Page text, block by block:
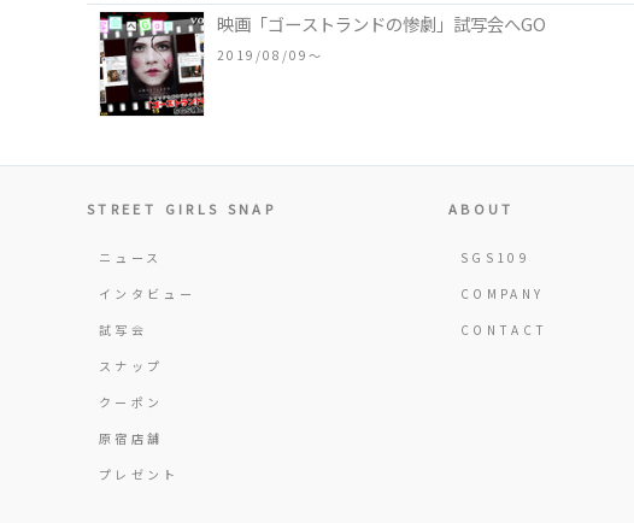
映画「ゴーストランドの惨劇」試写会へGO
2019/08/09〜
STREET GIRLS SNAP
ニュース
インタビュー
試写会
スナップ
クーポン
原宿店舗
プレゼント
ABOUT
SGS109
COMPANY
CONTACT